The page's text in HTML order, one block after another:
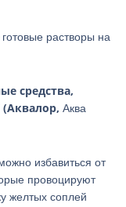
растворы на
средства,
(Аквалор,Аква
избавиться от
провоцируют
желтых соплей